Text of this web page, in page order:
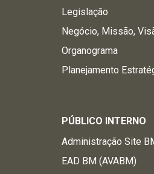
Legislação
Negócio, Missão,
Organograma
Planejamento
PÚBLICO INTERNO
Administração Site
EAD BM (AVABM)